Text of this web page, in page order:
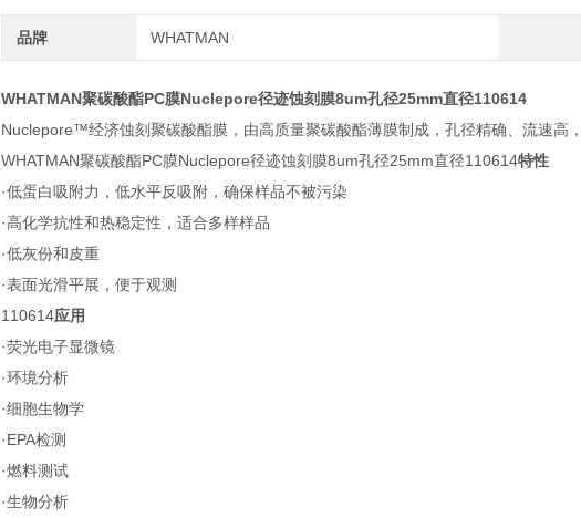
品牌 WHATMAN
WHATMAN聚碳酸酯PC膜Nuclepore径迹蚀刻膜8um孔径25mm直径110614
Nuclepore™经济蚀刻聚碳酸酯膜，由高质量聚碳酸酯薄膜制成，孔径精确、流速高
WHATMAN聚碳酸酯PC膜Nuclepore径迹蚀刻膜8um孔径25mm直径110614特性
·低蛋白吸附力，低水平反吸附，确保样品不被污染
·高化学抗性和热稳定性，适合多样样品
·低灰份和皮重
·表面光滑平展，便于观测
110614应用
·荧光电子显微镜
·环境分析
·细胞生物学
·EPA检测
·燃料测试
·生物分析